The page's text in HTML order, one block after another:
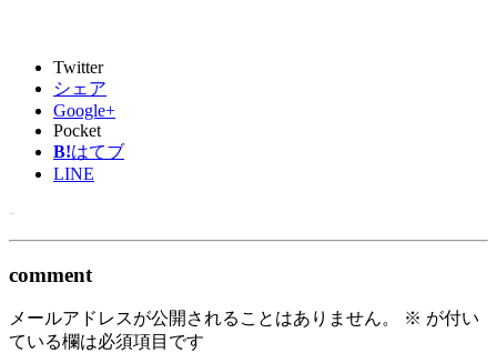
Twitter
シェア
Google+
Pocket
B!はてブ
LINE
-
comment
メールアドレスが公開されることはありません。 ※ が付い
ている欄は必須項目です